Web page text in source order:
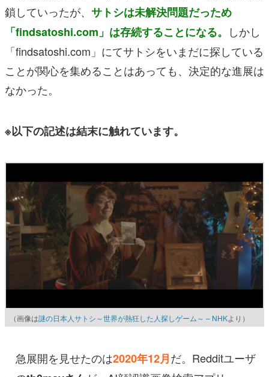
鎖していったが、 サトシは未解決問題だっため
「findsatoshi.com」は存続することになる。 しかし
「findsatoshi.com」にてサトシをいまだに探している
ことが関心を集めることはあっても、決定的な進展は
なかった。
※以下の記述は結末に触れています。
（画像は謎の日本人サトシ～世界が熱狂した人探しゲーム～ – NHKより）
急展開を見せたのは2020年12月だ。Redditユーザ